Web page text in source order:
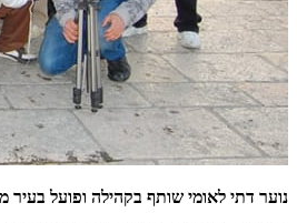
נוער דתי לאומי שותף בקהילה ופועל בעיר